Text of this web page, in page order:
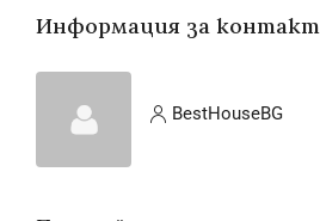
Информация за контакт
BestHouseBG